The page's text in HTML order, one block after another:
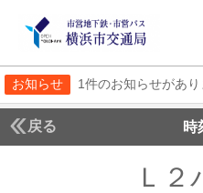
お知らせ 1件のお知らせがあり
戻る 時
Ｌ２